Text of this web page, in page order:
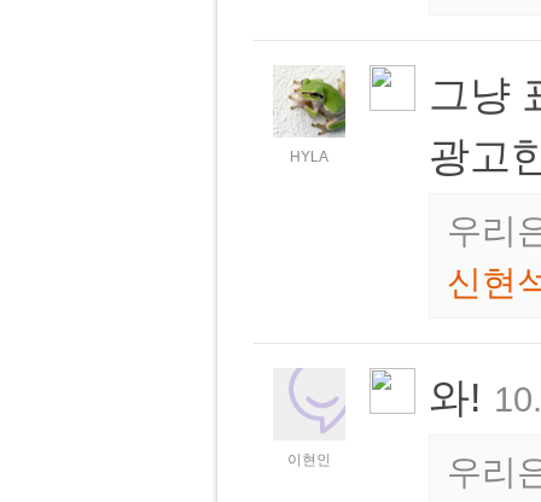
HYLA
그냥
광고
우리
신현
이현인
와!
우리